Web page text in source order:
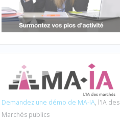
Demandez une démo de MA-IA, l'IA des
Marchés publics